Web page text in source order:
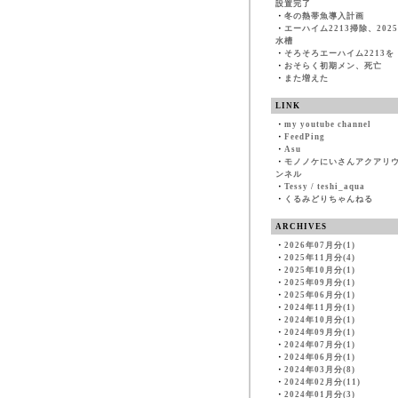
設置完了
・ 冬の熱帯魚導入計画
・ エーハイム2213掃除、
水槽
・ そろそろエーハイム2213を
・ おそらく初期メン、死亡
・ また増えた
LINK
・ my youtube channel
・ FeedPing
・ Asu
・ モノノケにいさんアクアリ
ンネル
・ Tessy / teshi_aqua
・ くるみどりちゃんねる
ARCHIVES
・ 2026年07月分(1)
・ 2025年11月分(4)
・ 2025年10月分(1)
・ 2025年09月分(1)
・ 2025年06月分(1)
・ 2024年11月分(1)
・ 2024年10月分(1)
・ 2024年09月分(1)
・ 2024年07月分(1)
・ 2024年06月分(1)
・ 2024年03月分(8)
・ 2024年02月分(11)
・ 2024年01月分(3)